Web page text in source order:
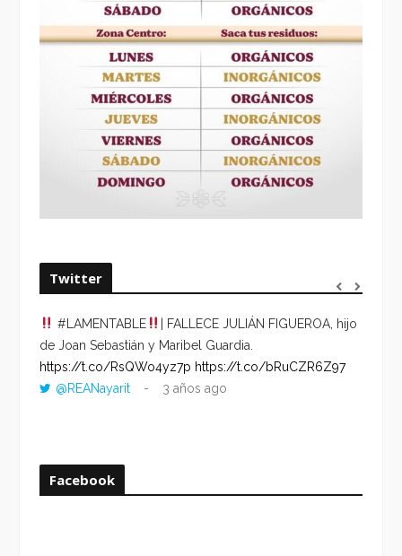
Twitter
#LAMENTABLE
| FALLECE JULIÁN FIGUEROA, hijo
de Joan Sebastián y Maribel Guardia.
https://t.co/RsQWo4yz7p https://t.co/bRuCZR6Z97
@REANayarit
3 años ago
Facebook